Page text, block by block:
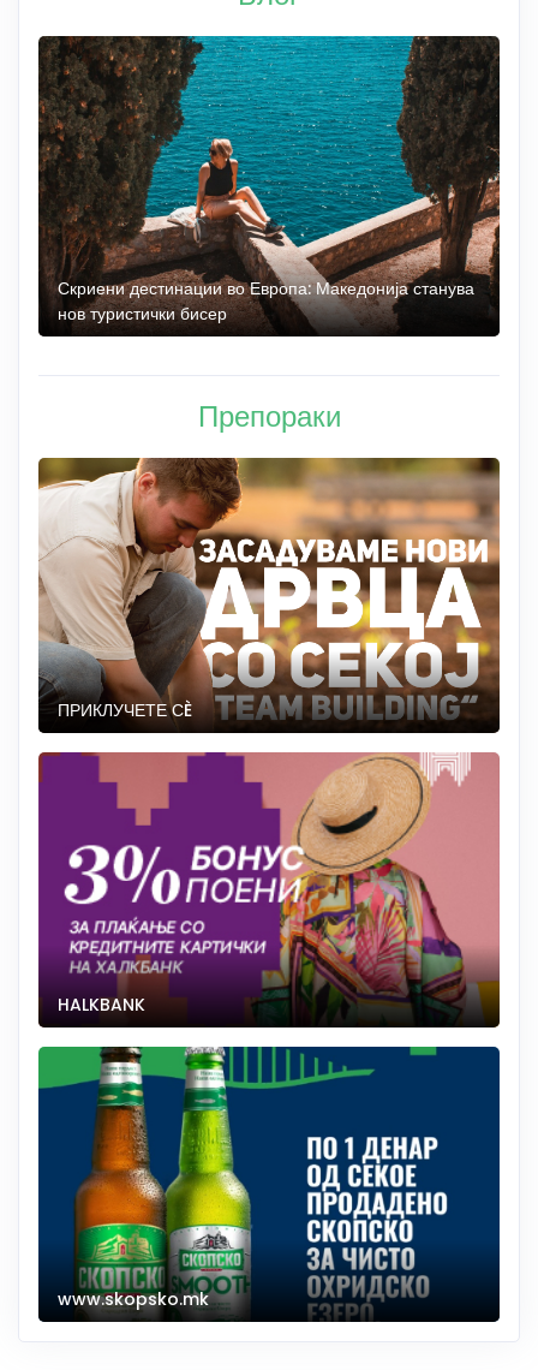
Скриени дестинации во Европа: Македонија станува
нов туристички бисер
Препораки
ПРИКЛУЧЕТЕ СÈ
HALKBANK
www.skopsko.mk